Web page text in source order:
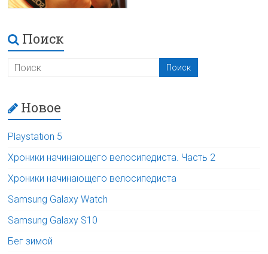
Поиск
Новое
Playstation 5
Хроники начинающего велосипедиста. Часть 2
Хроники начинающего велосипедиста
Samsung Galaxy Watch
Samsung Galaxy S10
Бег зимой